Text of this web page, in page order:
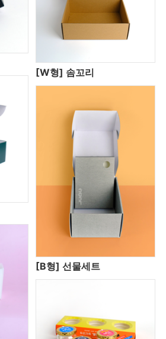
[W형] 솜꼬리
[B형] 선물세트